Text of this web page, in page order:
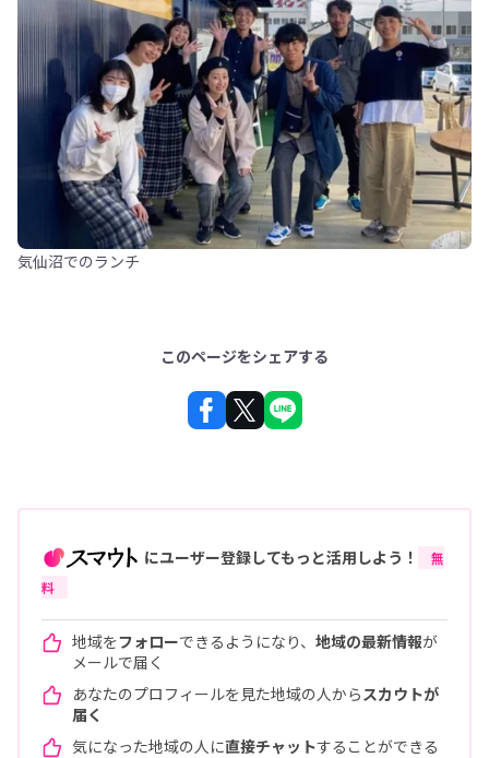
気仙沼でのランチ
このページをシェアする
にユーザー登録してもっと活用しよう！
無
料
地域をフォローできるようになり、 地域の最新情報が
メールで届く
あなたのプロフィールを見た地域の人から スカウトが
届く
気になった地域の人に直接チャットすることができる